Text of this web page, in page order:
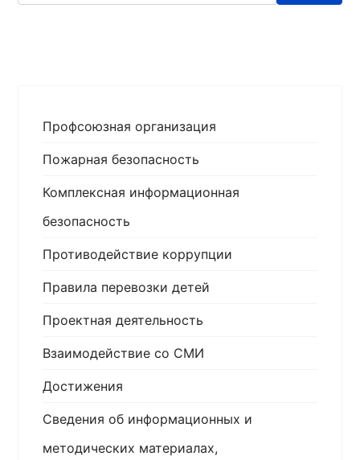
Профсоюзная организация
Пожарная безопасность
Комплексная информационная
безопасность
Противодействие коррупции
Правила перевозки детей
Проектная деятельность
Взаимодействие со СМИ
Достижения
Сведения об информационных и
методических материалах,